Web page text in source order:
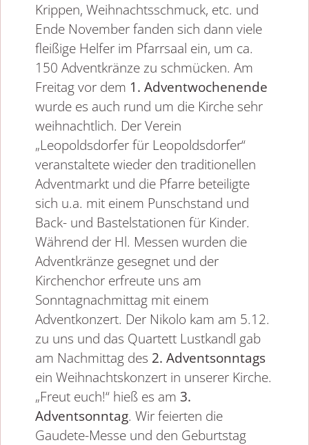
Krippen, Weihnachtsschmuck, etc. und
Ende November fanden sich dann viele
fleißige Helfer im Pfarrsaal ein, um ca.
150 Adventkränze zu schmücken. Am
Freitag vor dem 1. Adventwochenende
wurde es auch rund um die Kirche sehr
weihnachtlich. Der Verein
„Leopoldsdorfer für Leopoldsdorfer“
veranstaltete wieder den traditionellen
Adventmarkt und die Pfarre beteiligte
sich u.a. mit einem Punschstand und
Back- und Bastelstationen für Kinder.
Während der Hl. Messen wurden die
Adventkränze gesegnet und der
Kirchenchor erfreute uns am
Sonntagnachmittag mit einem
Adventkonzert. Der Nikolo kam am 5.12.
zu uns und das Quartett Lustkandl gab
am Nachmittag des 2. Adventsonntags
ein Weihnachtskonzert in unserer Kirche.
„Freut euch!“ hieß es am 3.
Adventsonntag. Wir feierten die
Gaudete-Messe und den Geburtstag